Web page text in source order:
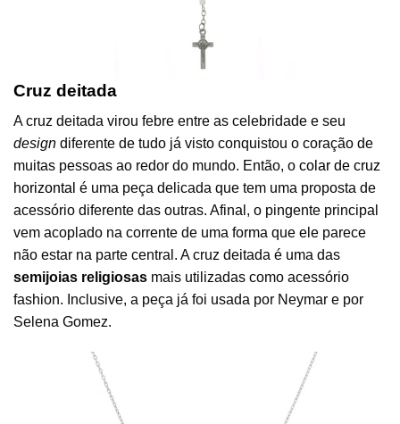
Cruz deitada
A cruz deitada virou febre entre as celebridade e seu
design diferente de tudo já visto conquistou o coração de
muitas pessoas ao redor do mundo. Então, o colar de cruz
horizontal é uma peça delicada que tem uma proposta de
acessório diferente das outras. Afinal, o pingente principal
vem acoplado na corrente de uma forma que ele parece
não estar na parte central. A cruz deitada é uma das
semijoias religiosas mais utilizadas como acessório
fashion. Inclusive, a peça já foi usada por Neymar e por
Selena Gomez.